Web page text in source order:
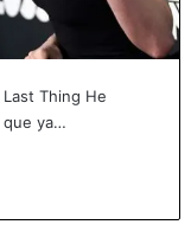
Thing He
que ya…